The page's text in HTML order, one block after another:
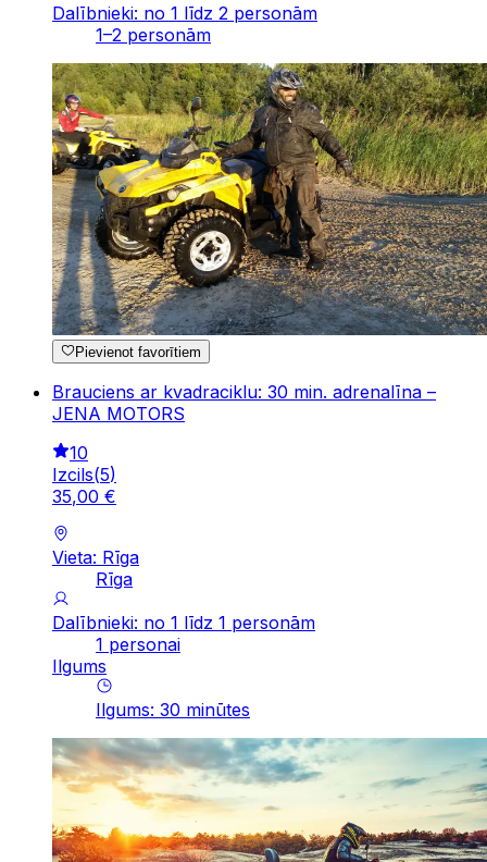
Dalībnieki: no 1 līdz 2 personām
1–2 personām
Pievienot favorītiem
Brauciens ar kvadraciklu: 30 min. adrenalīna –
JENA MOTORS
10
Izcils(5)
35,00 €
Vieta: Rīga
Rīga
Dalībnieki: no 1 līdz 1 personām
1 personai
Ilgums
Ilgums: 30 minūtes